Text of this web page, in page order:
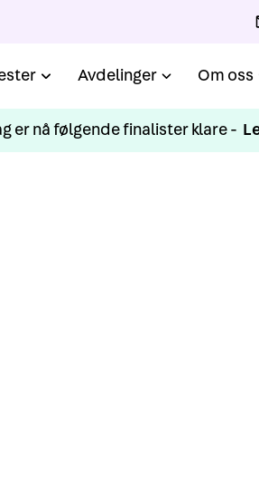
Avdelinger Om oss
er nå følgende finalister klare -